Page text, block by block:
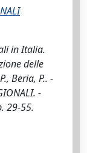
in Italia.
delle
Beria, P.. -
-
29-55.